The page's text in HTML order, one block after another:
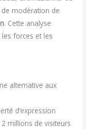
modération de
. Cette analyse
forces et les
alternative aux
d’expression
millions de visiteurs